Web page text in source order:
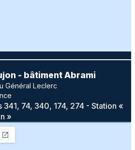
- bâtiment Abrami
Général Leclerc
341, 74, 340, 174, 274 - Station «
»